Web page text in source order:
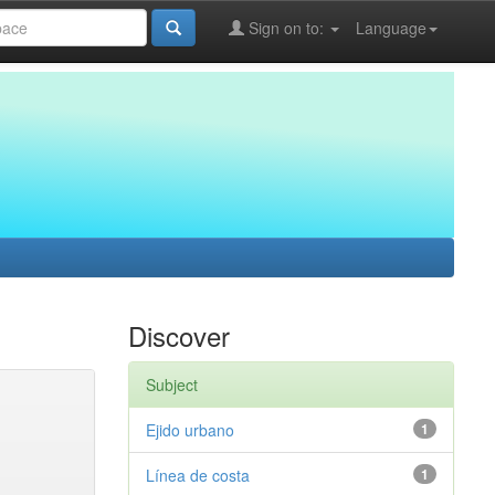
Language
Sign on to:
Discover
Subject
1
Ejido urbano
1
Línea de costa